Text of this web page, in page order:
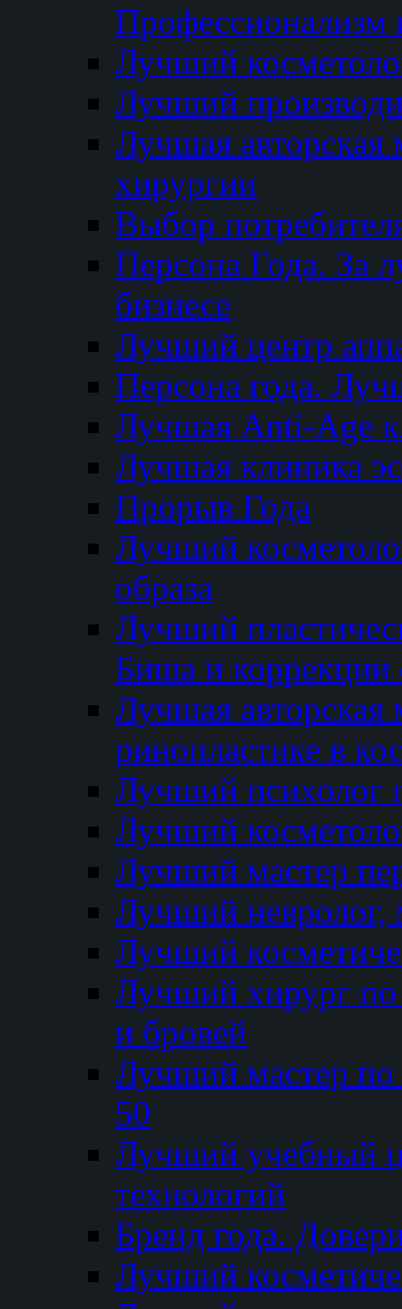
Профессионализм
Лучший
Лучший
Лучшая авторская
хирургии
Выбор
Персона Года. За
бизнесе
Лучший центр
Персона года.
Лучшая Anti-Age
Лучшая клиника
Прорыв Года
Лучший
образа
Лучший
Биша и коррекции
Лучшая авторская
ринопластике в
Лучший психолог
Лучший
Лучший мастер
Лучший невролог,
Лучший
Лучший хирург по
и бровей
Лучший мастер
50
Лучший
технологий
Бренд года.
Лучший